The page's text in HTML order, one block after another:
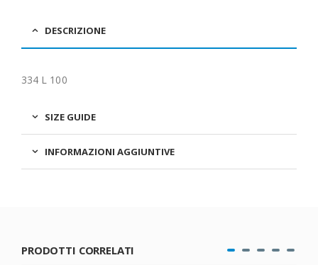
DESCRIZIONE
334 L 100
SIZE GUIDE
INFORMAZIONI AGGIUNTIVE
PRODOTTI CORRELATI